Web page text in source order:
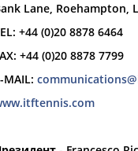
Lane, Roehampton,
+44 (0)20 8878 6464
+44 (0)20 8878 7799
MAIL: